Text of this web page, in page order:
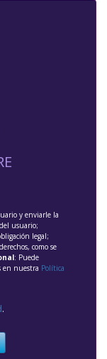
y enviarle la
usuario;
legal;
como se
: Puede
en nuestra Política
.